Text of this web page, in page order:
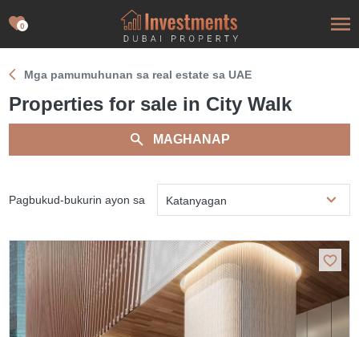
0
Mga pamumuhunan sa real estate sa UAE
Properties for sale in City Walk
MAGHANAP
Pagbukud-bukurin ayon sa Katanyagan